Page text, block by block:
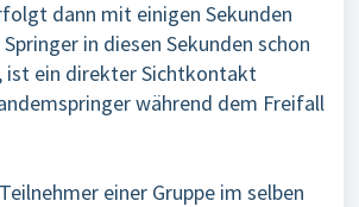
dann mit einigen Sekunden
in diesen Sekunden schon
ist ein direkter Sichtkontakt
während dem Freifall
einer Gruppe im selben